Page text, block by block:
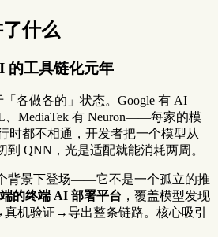
什么
的工具链化元年
各做各的」状态。Google 有 AI
、MediaTek 有 Neuron——每家的模
时都不相通，开发者把一个模型从
到 QNN，光是适配就能消耗两周。
背景下登场——它不是一个孤立的推
的终端 AI 部署平台 ，覆盖模型发现
机验证→导出整条链路。核心吸引